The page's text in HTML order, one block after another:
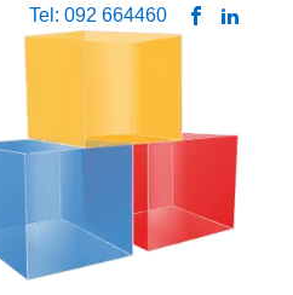
Tel: 092 664460